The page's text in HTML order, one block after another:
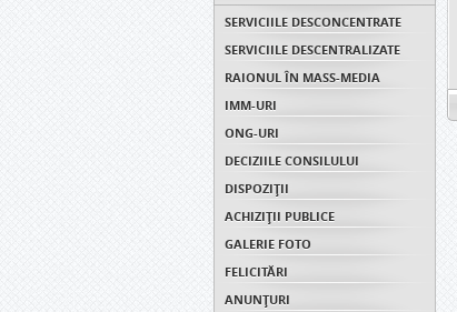
SERVICIILE DESCONCENTRATE
SERVICIILE DESCENTRALIZATE
RAIONUL ÎN MASS-MEDIA
IMM-URI
ONG-URI
DECIZIILE CONSILULUI
DISPOZIŢII
ACHIZIȚII PUBLICE
GALERIE FOTO
FELICITĂRI
ANUNŢURI